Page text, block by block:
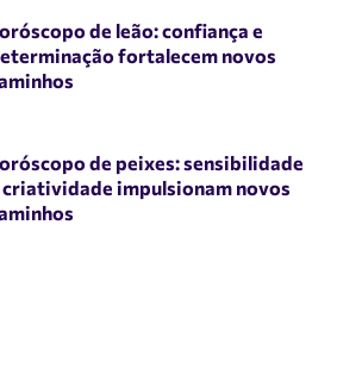
de leão: confiança e
fortalecem novos
de peixes: sensibilidade
criatividade impulsionam novos